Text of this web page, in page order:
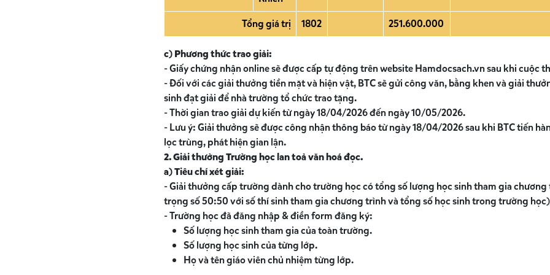
Tổng giá trị
1802 251.600.000
c) Phương thức trao giải:
- Giấy chứng nhận online sẽ được cấp tự động trên website Hamdocsach.vn sau khi cuộc
- Đối với các giải thưởng tiền mặt và hiện vật, BTC sẽ gửi công văn, bằng khen và giải
sinh đạt giải để nhà trường tổ chức trao tặng.
- Thời gian trao giải dự kiến từ ngày 18/04/2026 đến ngày 10/05/2026.
- Lưu ý: Giải thưởng sẽ được công nhận thông báo từ ngày 18/04/2026 sau khi BTC tiến
lọc trùng, phát hiện gian lận.
2. Giải thưởng Trường học lan toả văn hoá đọc.
a) Tiêu chí xét giải:
- Giải thưởng cấp trường dành cho trường học có tổng số lượng học sinh tham gia
trọng số 50:50 với số thí sinh tham gia chương trình và tổng số học sinh trong trường
- Trường học đã đăng nhập & điền form đăng ký:
Số lượng học sinh tham gia của toàn trường.
Số lượng học sinh của từng lớp.
Họ và tên giáo viên chủ nhiệm từng lớp.